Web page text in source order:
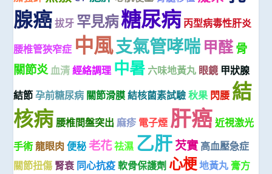
腺癌 拔牙 罕見病糖尿病 丙型病毒性肝炎
腰椎管狹窄症 中風支氣管哮喘甲醛骨
關節炎血清 經絡調理 中暑 六味地黃丸 眼鏡 甲狀腺
結節 孕前糖尿病 關節滑膜 結核菌素試驗 秋果 閃腰 結
核病 腰椎間盤突出 麻疹 電子煙 肝癌 近視激光
手術 龍眼肉 便秘 老花祛濕 乙肝芡實 高血壓急症
關節扭傷 腎衰 同心抗疫 軟骨保護劑 心梗地黃丸 膏方